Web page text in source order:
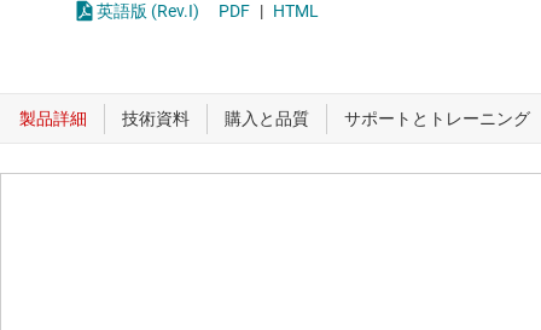
英語版 (Rev.I) PDF | HTML